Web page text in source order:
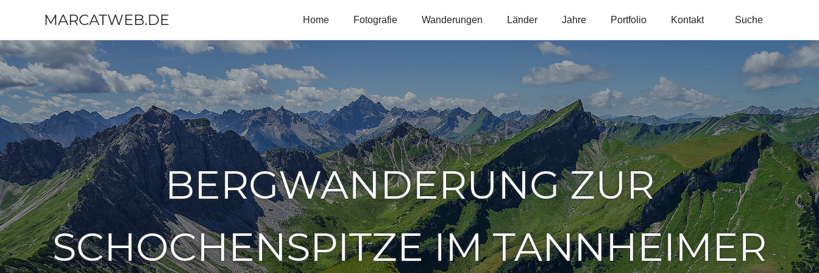
Zum
Inhalt
springen
MARCATWEB.DE
Fotografie
Reise
Home Fotografie Wanderungen Länder Jahre Portfolio Kontakt Suche
BERGWANDERUNG ZUR
SCHOCHENSPITZE IM TANNHEIMER